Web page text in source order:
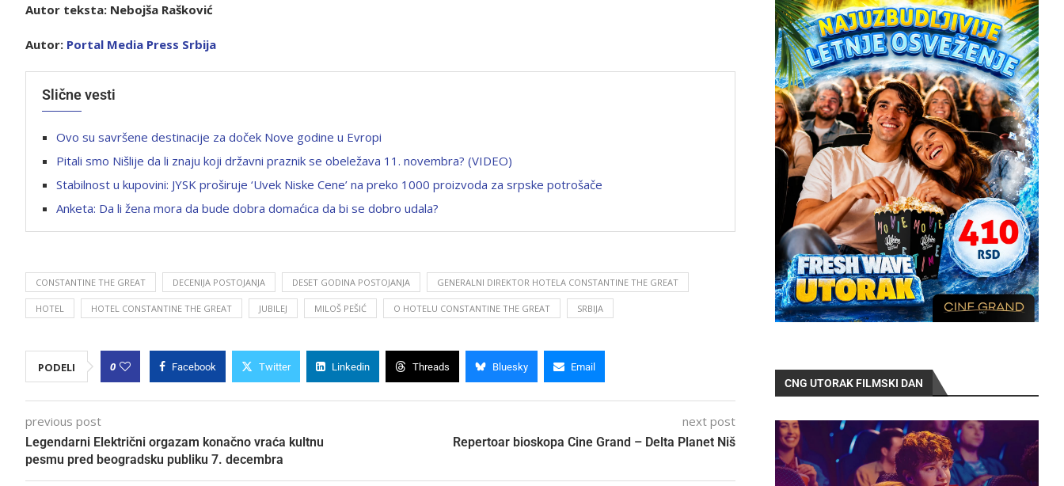
Autor teksta: Nebojša Rašković
Autor: Portal Media Press Srbija
Slične vesti
Ovo su savršene destinacije za doček Nove godine u Evropi
Pitali smo Nišlije da li znaju koji državni praznik se obeležava 11. novembra? (VIDEO)
Stabilnost u kupovini: JYSK proširuje ‘Uvek Niske Cene’ na preko 1000 proizvoda za srpske potrošače
Anketa: Da li žena mora da bude dobra domaćica da bi se dobro udala?
CONSTANTINE THE GREAT DECENIJA POSTOJANJA DESET GODINA POSTOJANJA GENERALNI DIREKTOR HOTELA CONSTANTINE THE GREAT
HOTEL HOTEL CONSTANTINE THE GREAT JUBILEJ MILOŠ PEŠIĆ O HOTELU CONSTANTINE THE GREAT SRBIJA
PODELI 0 Facebook Twitter Linkedin Threads Bluesky Email
previous post
Legendarni Električni orgazam konačno vraća kultnu
pesmu pred beogradsku publiku 7. decembra
next post
Repertoar bioskopa Cine Grand – Delta Planet Niš
CNG UTORAK FILMSKI DAN